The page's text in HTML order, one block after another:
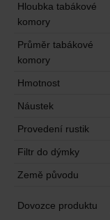
Hloubka tabákové
komory
Průměr tabákové
komory
Hmotnost
Náustek
Provedení rustik
Filtr do dýmky
Země původu
Dovozce produktu